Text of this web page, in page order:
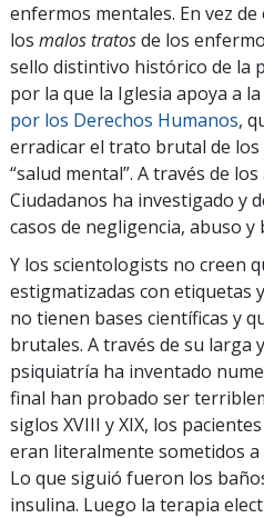
enfermos mentales. En vez
los malos tratosde los
sello distintivo histórico de la
por la que la Iglesia apoya a la
por los Derechos Humanos,
erradicar el trato brutal de
“salud mental”. A través de
Ciudadanos ha investigado y
casos de negligencia, abuso
Y los scientologists no creen
estigmatizadas con etiquetas
no tienen bases científicas y
brutales. A través de su larga
psiquiatría ha inventado
final han probado ser
siglos XVIII y XIX, los
eran literalmente sometidos
Lo que siguió fueron los
insulina. Luego la terapia